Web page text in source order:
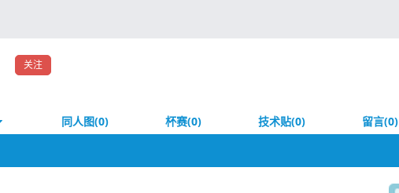
关注
同人图(0) 杯赛(0) 技术贴(0) 留言(0)